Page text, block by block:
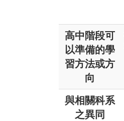
高中階段可
以準備的學
習方法或方
向
與相關科系
之異同